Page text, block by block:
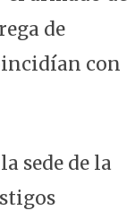
de
con
sede de la